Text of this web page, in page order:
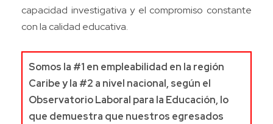
capacidad investigativa y el compromiso constante
con la calidad educativa.
Somos la #1 en empleabilidad en la región
Caribe y la #2 a nivel nacional, según el
Observatorio Laboral para la Educación, lo
que demuestra que nuestros egresados